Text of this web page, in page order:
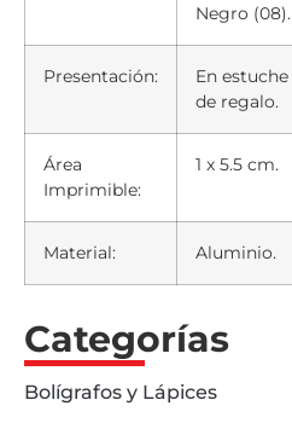
Negro (08).
Presentación:
En estuche
de regalo.
Área
Imprimible:
1 x 5.5 cm.
Material: Aluminio.
Categorías
Bolígrafos y Lápices